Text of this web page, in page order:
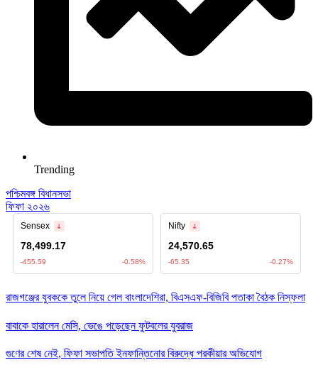
Trending
পশ্চিমবঙ্গ বিধানসভা
ফিফা ২০২৬
রাজগঞ্জের যুবককে তুলে নিয়ে গেল বাংলাদেশিরা, বিএসএফ-বিজিবি পতাকা বৈঠক নিস্ফলা
বাবাকে হারালেন মেসি, ভেঙে পড়েছেন ফুটবলের যুবরাজ
গুণের শেষ নেই, ফিফা সভাপতি ইনফান্তিনোর বিরুদ্ধে পরকীয়ার অভিযোগ